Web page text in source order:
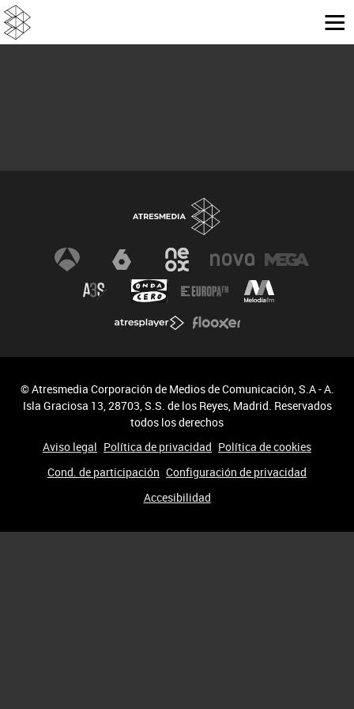
© Atresmedia Corporación de Medios de Comunicación, S.A - A.
Isla Graciosa 13, 28703, S.S. de los Reyes, Madrid. Reservados
todos los derechos
Aviso legal Política de privacidad Política de cookies
Cond. de participación Configuración de privacidad
Accesibilidad